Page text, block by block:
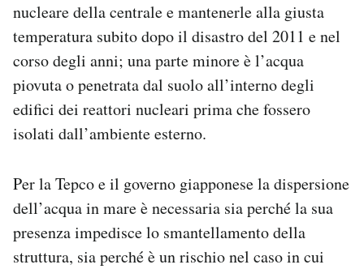
nucleare della centrale e mantenerle alla giusta
temperatura subito dopo il disastro del 2011 e nel
corso degli anni; una parte minore è l’acqua
piovuta o penetrata dal suolo all’interno degli
edifici dei reattori nucleari prima che fossero
isolati dall’ambiente esterno.
Per la Tepco e il governo giapponese la dispersione
dell’acqua in mare è necessaria sia perché la sua
presenza impedisce lo smantellamento della
struttura, sia perché è un rischio nel caso in cui